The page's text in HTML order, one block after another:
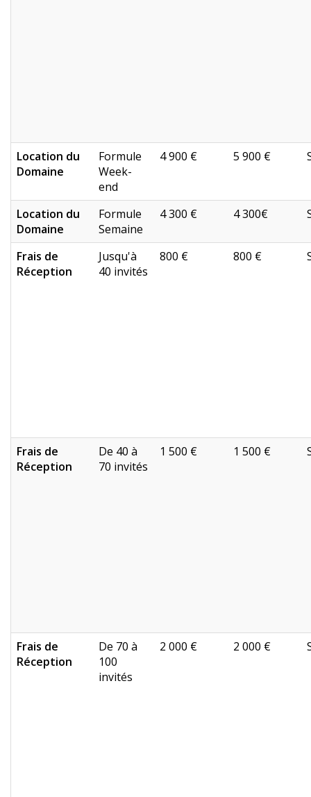
Location du
Domaine
Formule
Week-
end
4 900 € 5 900 €
Location du
Domaine
Formule
Semaine
4 300 € 4 300€
Frais de
Réception
Jusqu'à
40 invités
800 € 800 €
Frais de
Réception
De 40 à
70 invités
1 500 € 1 500 €
Frais de
Réception
De 70 à
100
invités
2 000 € 2 000 €